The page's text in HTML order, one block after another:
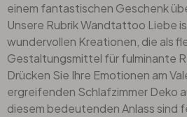
einem fantastischen Geschenk
Unsere Rubrik Wandtattoo Liebe
wundervollen Kreationen, die als
Gestaltungsmittel für fulminante
Drücken Sie Ihre Emotionen am
ergreifenden Schlafzimmer Deko
diesem bedeutenden Anlass sind